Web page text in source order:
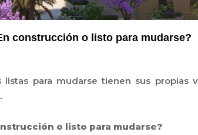
construcción o listo para mudarse?
para mudarse tienen sus propias
o listo para mudarse?